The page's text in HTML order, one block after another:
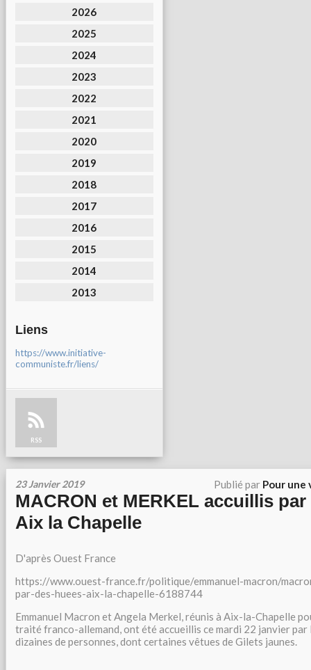
2026
2025
2024
2023
2022
2021
2020
2019
2018
2017
2016
2015
2014
2013
Liens
https://www.initiative-
communiste.fr/liens/
RSS
23 Janvier 2019 Publié par Pour une
MACRON et MERKEL accuillis
Aix la Chapelle
D'après Ouest France
https://www.ouest-france.fr/politique/emmanuel-macron/
par-des-huees-aix-la-chapelle-6188744
Emmanuel Macron et Angela Merkel, réunis à Aix-la-Chapelle
traité franco-allemand, ont été accueillis ce mardi 22 janvier par
dizaines de personnes, dont certaines vêtues de Gilets jaunes.